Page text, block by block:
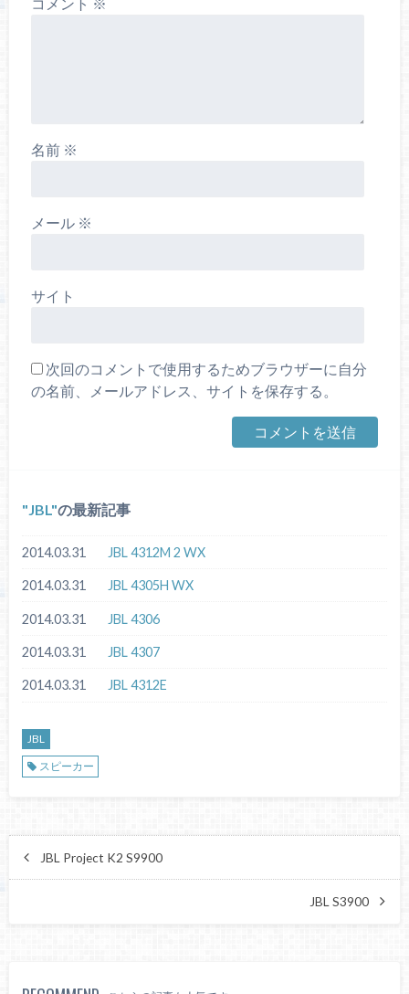
コメント ※
名前 ※
メール ※
サイト
次回のコメントで使用するためブラウザーに自分
の名前、メールアドレス、サイトを保存する。
JBL の最新記事
2014.03.31 JBL 4312M 2 WX
2014.03.31 JBL 4305H WX
2014.03.31 JBL 4306
2014.03.31 JBL 4307
2014.03.31 JBL 4312E
JBL
スピーカー
JBL Project K2 S9900
JBL S3900